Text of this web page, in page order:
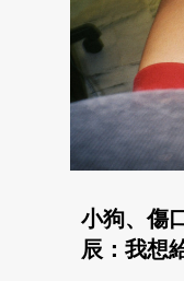
小狗、傷
辰：我想